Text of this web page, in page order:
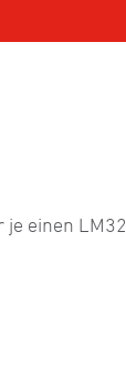
einen LM32.